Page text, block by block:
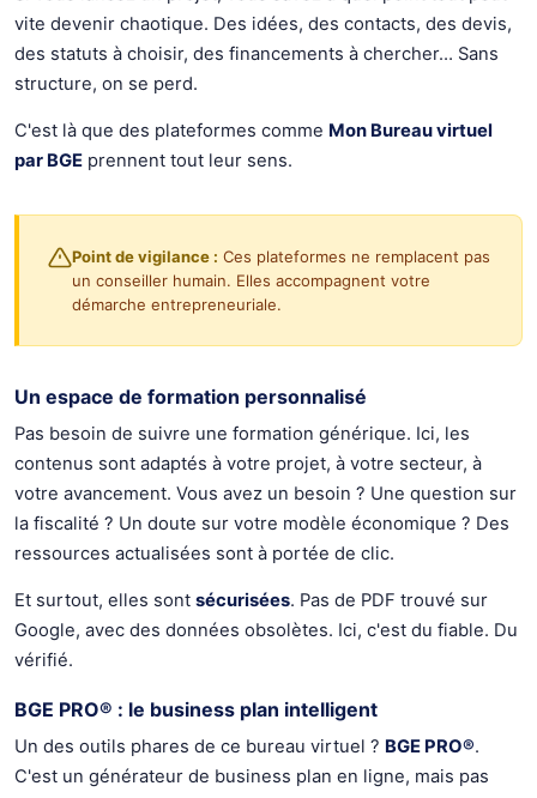
vite devenir chaotique. Des idées, des contacts, des devis,
des statuts à choisir, des financements à chercher… Sans
structure, on se perd.
C'est là que des plateformes comme Mon Bureau virtuel
par BGE prennent tout leur sens.
Point de vigilance : Ces plateformes ne remplacent pas
un conseiller humain. Elles accompagnent votre
démarche entrepreneuriale.
Un espace de formation personnalisé
Pas besoin de suivre une formation générique. Ici, les
contenus sont adaptés à votre projet, à votre secteur, à
votre avancement. Vous avez un besoin ? Une question sur
la fiscalité ? Un doute sur votre modèle économique ? Des
ressources actualisées sont à portée de clic.
Et surtout, elles sont sécurisées. Pas de PDF trouvé sur
Google, avec des données obsolètes. Ici, c'est du fiable. Du
vérifié.
BGE PRO® : le business plan intelligent
Un des outils phares de ce bureau virtuel ? BGE PRO®.
C'est un générateur de business plan en ligne, mais pas